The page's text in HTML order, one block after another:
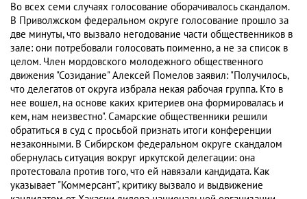
Во всех семи случаях голосование оборачивалось скандалом.
В Приволжском федеральном округе голосование прошло за
две минуты, что вызвало негодование части общественников в
зале: они потребовали голосовать поименно, а не за список в
целом. Член мордовского молодежного общественного
движения "Созидание" Алексей Помелов заявил: "Получилось,
что делегатов от округа избрала некая рабочая группа. Кто в
нее вошел, на основе каких критериев она формировалась и
кем, нам неизвестно". Самарские общественники решили
обратиться в суд с просьбой признать итоги конференции
незаконными. В Сибирском федеральном округе скандалом
обернулась ситуация вокруг иркутской делегации: она
протестовала против того, что ей навязали кандидата. Как
указывает "Коммерсант", критику вызвало и выдвижение